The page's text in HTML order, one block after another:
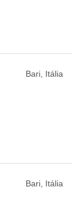
Bari, Itália
Bari, Itália